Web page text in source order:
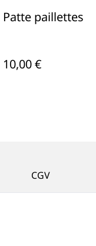
Patte paillettes
10,00 €
CGV